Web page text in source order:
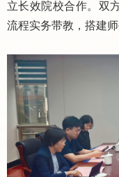
立长效院校合作。双
流程实务带教，搭建